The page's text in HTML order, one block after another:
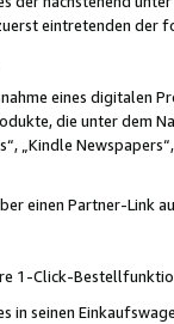
eintretenden der
eines digitalen
die unter dem
„Kindle
einen Partner-Link
1-Click-
seinen